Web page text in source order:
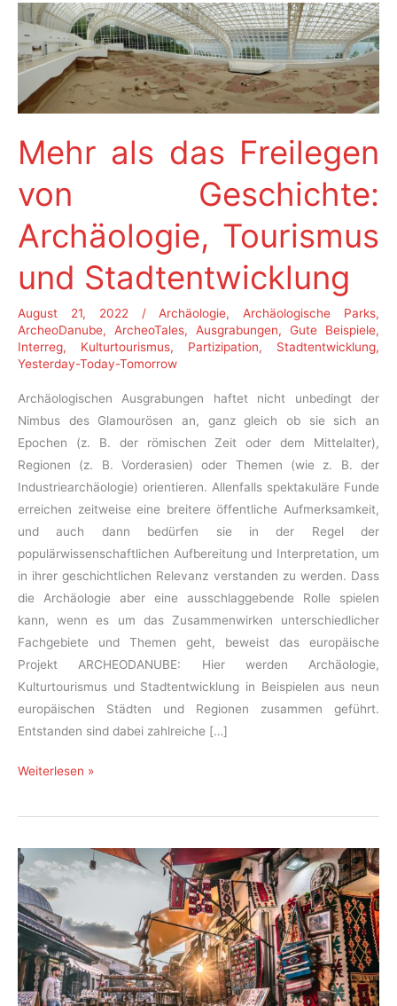
Mehr als das Freilegen
von Geschichte:
Archäologie, Tourismus
und Stadtentwicklung
August 21, 2022 /Archäologie,Archäologische Parks,
ArcheoDanube, ArcheoTales, Ausgrabungen, Gute Beispiele,
Interreg, Kulturtourismus, Partizipation, Stadtentwicklung,
Yesterday-Today-Tomorrow
Archäologischen Ausgrabungen haftet nicht unbedingt der
Nimbus des Glamourösen an, ganz gleich ob sie sich an
Epochen (z. B. der römischen Zeit oder dem Mittelalter),
Regionen (z. B. Vorderasien) oder Themen (wie z. B. der
Industriearchäologie) orientieren. Allenfalls spektakuläre Funde
erreichen zeitweise eine breitere öffentliche Aufmerksamkeit,
und auch dann bedürfen sie in der Regel der
populärwissenschaftlichen Aufbereitung und Interpretation, um
in ihrer geschichtlichen Relevanz verstanden zu werden. Dass
die Archäologie aber eine ausschlaggebende Rolle spielen
kann, wenn es um das Zusammenwirken unterschiedlicher
Fachgebiete und Themen geht, beweist das europäische
Projekt ARCHEODANUBE: Hier werden Archäologie,
Kulturtourismus und Stadtentwicklung in Beispielen aus neun
europäischen Städten und Regionen zusammen geführt.
Entstanden sind dabei zahlreiche […]
Mehr
das
von
Geschichte:
Archäologie,
Tourismus
und
Stadtentwicklung
Weiterlesen »